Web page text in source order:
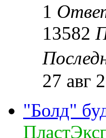
1
13582
27 авг
"Болд"